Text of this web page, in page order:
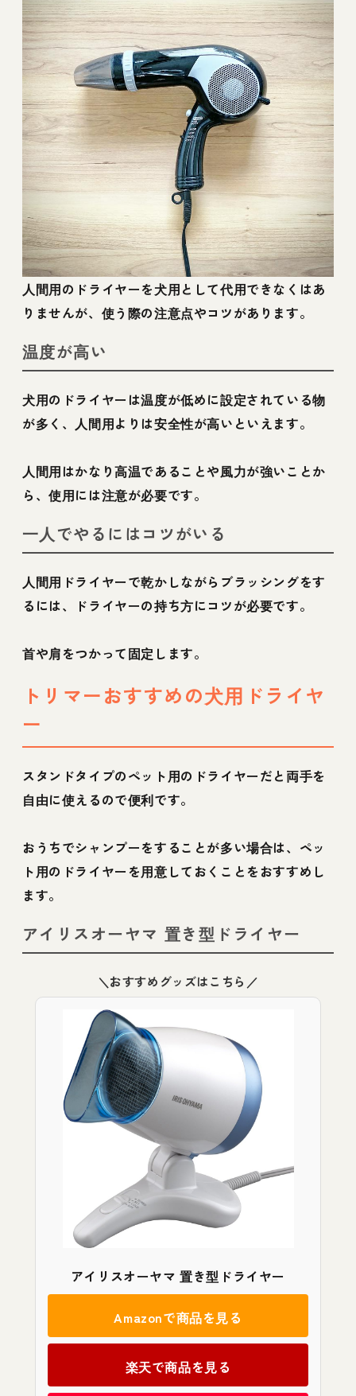
人間用のドライヤーを犬用として代用できなくはあ
りませんが、使う際の注意点やコツがあります。
温度が高い
犬用のドライヤーは温度が低めに設定されている物
が多く、人間用よりは安全性が高いといえます。
人間用はかなり高温であることや風力が強いことか
ら、使用には注意が必要です。
一人でやるにはコツがいる
人間用ドライヤーで乾かしながらブラッシングをす
るには、ドライヤーの持ち方にコツが必要です。
首や肩をつかって固定します。
トリマーおすすめの犬用ドライヤ
ー
スタンドタイプのペット用のドライヤーだと両手を
自由に使えるので便利です。
おうちでシャンプーをすることが多い場合は、ペッ
ト用のドライヤーを用意しておくことをおすすめし
ます。
アイリスオーヤマ 置き型ドライヤー
＼おすすめグッズはこちら／
アイリスオーヤマ 置き型ドライヤー
Amazonで商品を見る
楽天で商品を見る